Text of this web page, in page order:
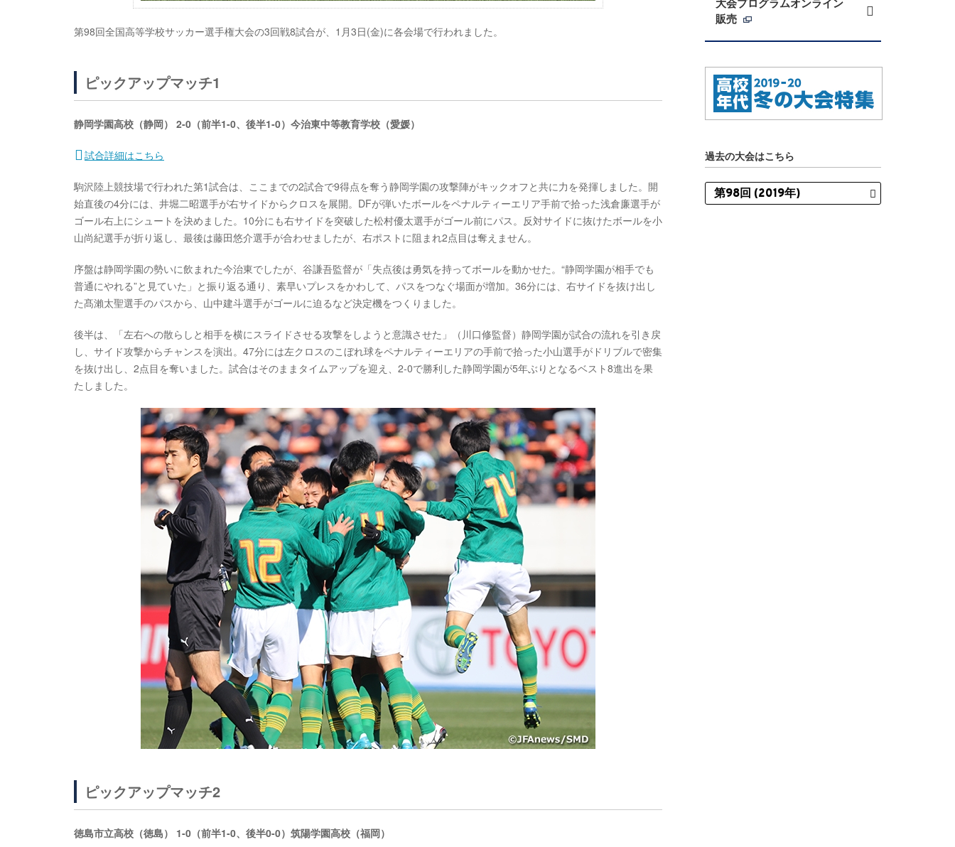
第98回全国高等学校サッカー選手権大会の3回戦8試合が、1月3日(金)に各会場で行われました。
ピックアップマッチ1
静岡学園高校（静岡） 2-0（前半1-0、後半1-0）今治東中等教育学校（愛媛）
試合詳細はこちら
駒沢陸上競技場で行われた第1試合は、ここまでの2試合で9得点を奪う静岡学園の攻撃陣がキックオフと共に力を発揮しました。開
始直後の4分には、井堀二昭選手が右サイドからクロスを展開。DFが弾いたボールをペナルティーエリア手前で拾った浅倉廉選手が
ゴール右上にシュートを決めました。10分にも右サイドを突破した松村優太選手がゴール前にパス。反対サイドに抜けたボールを小
山尚紀選手が折り返し、最後は藤田悠介選手が合わせましたが、右ポストに阻まれ2点目は奪えません。
序盤は静岡学園の勢いに飲まれた今治東でしたが、谷謙吾監督が「失点後は勇気を持ってボールを動かせた。“静岡学園が相手でも
普通にやれる”と見ていた」と振り返る通り、素早いプレスをかわして、パスをつなぐ場面が増加。36分には、右サイドを抜け出し
た髙瀨太聖選手のパスから、山中建斗選手がゴールに迫るなど決定機をつくりました。
後半は、「左右への散らしと相手を横にスライドさせる攻撃をしようと意識させた」（川口修監督）静岡学園が試合の流れを引き戻
し、サイド攻撃からチャンスを演出。47分には左クロスのこぼれ球をペナルティーエリアの手前で拾った小山選手がドリブルで密集
を抜け出し、2点目を奪いました。試合はそのままタイムアップを迎え、2-0で勝利した静岡学園が5年ぶりとなるベスト8進出を果
たしました。
ピックアップマッチ2
徳島市立高校（徳島） 1-0（前半1-0、後半0-0）筑陽学園高校（福岡）
販売
過去の大会はこちら